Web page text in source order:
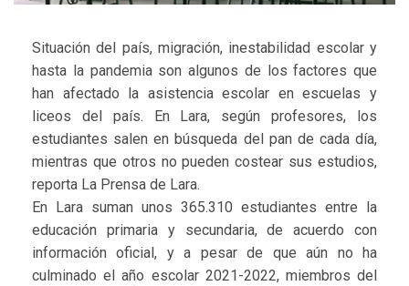
Situación del país, migración, inestabilidad escolar y
hasta la pandemia son algunos de los factores que
han afectado la asistencia escolar en escuelas y
liceos del país. En Lara, según profesores, los
estudiantes salen en búsqueda del pan de cada día,
mientras que otros no pueden costear sus estudios,
reporta La Prensa de Lara.
En Lara suman unos 365.310 estudiantes entre la
educación primaria y secundaria, de acuerdo con
información oficial, y a pesar de que aún no ha
culminado el año escolar 2021-2022, miembros del